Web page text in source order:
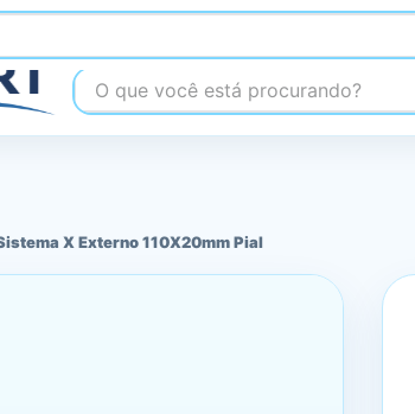
O que você está procurando?
X Externo 110X20mm Pial